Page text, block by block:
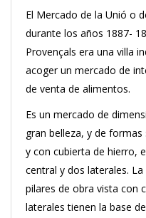
El Mercado de la Unió o
durante los años 1887-
Provençals era una villa
acoger un mercado de
de venta de alimentos.
Es un mercado de
gran belleza, y de
y con cubierta de hierro,
central y dos laterales.
pilares de obra vista con
laterales tienen la base